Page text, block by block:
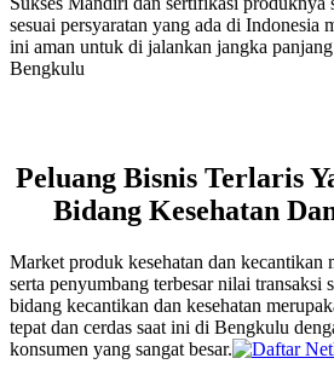
sesuai persyaratan yang ada di Indonesia
ini aman untuk di jalankan jangka
Bengkulu
Peluang Bisnis Terlaris
Bidang Kesehatan
Market produk kesehatan dan kecantikan
serta penyumbang terbesar nilai transaksi
bidang kecantikan dan kesehatan
tepat dan cerdas saat ini di Bengkulu
konsumen yang sangat besar.